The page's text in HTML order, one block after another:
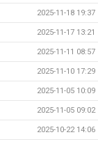
2025-11-18 19:37
2025-11-17 13:21
2025-11-11 08:57
2025-11-10 17:29
2025-11-05 10:09
2025-11-05 09:02
2025-10-22 14:06